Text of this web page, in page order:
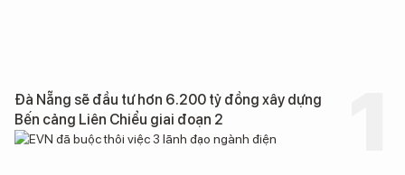
Đà Nẵng sẽ đầu tư hơn 6.200 tỷ đồng xây dựng
Bến cảng Liên Chiểu giai đoạn 2